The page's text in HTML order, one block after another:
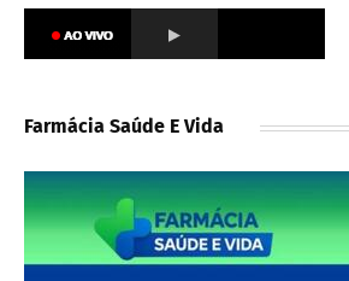
Farmácia Saúde E Vida